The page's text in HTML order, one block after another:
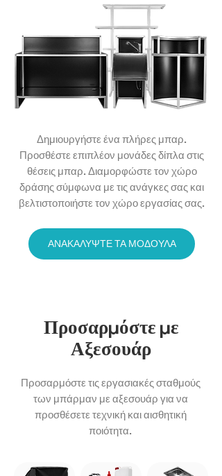
Δημιουργήστε ένα πλήρες μπαρ.
Προσθέστε επιπλέον μονάδες δίπλα στις
θέσεις μπαρ. Διαμορφώστε τον χώρο
δράσης σύμφωνα με τις ανάγκες σας και
βελτιστοποιήστε τον χώρο εργασίας σας.
ΑΝΑΚΑΛΥΨΤΕ ΤΑ ΜΟΔΟΥΛΑ
Προσαρμόστε με
Αξεσουάρ
Προσαρμόστε τις εργασιακές σταθμούς
των μπάρμαν με αξεσουάρ για να
προσθέσετε τεχνική και αισθητική
ποιότητα.